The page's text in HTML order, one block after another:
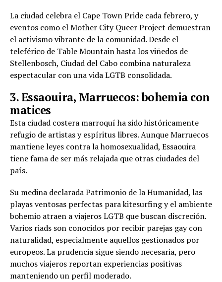
La ciudad celebra el Cape Town Pride cada febrero, y
eventos como el Mother City Queer Project demuestran
el activismo vibrante de la comunidad. Desde el
teleférico de Table Mountain hasta los viñedos de
Stellenbosch, Ciudad del Cabo combina naturaleza
espectacular con una vida LGTB consolidada.
3. Essaouira, Marruecos: bohemia con
matices
Esta ciudad costera marroquí ha sido históricamente
refugio de artistas y espíritus libres. Aunque Marruecos
mantiene leyes contra la homosexualidad, Essaouira
tiene fama de ser más relajada que otras ciudades del
país.
Su medina declarada Patrimonio de la Humanidad, las
playas ventosas perfectas para kitesurfing y el ambiente
bohemio atraen a viajeros LGTB que buscan discreción.
Varios riads son conocidos por recibir parejas gay con
naturalidad, especialmente aquellos gestionados por
europeos. La prudencia sigue siendo necesaria, pero
muchos viajeros reportan experiencias positivas
manteniendo un perfil moderado.